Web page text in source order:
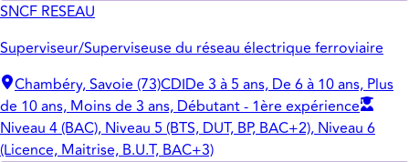
SNCF RESEAU
Superviseur/Superviseuse du réseau électrique ferroviaire
Chambéry, Savoie (73)CDIDe 3 à 5 ans, De 6 à 10 ans, Plus
de 10 ans, Moins de 3 ans, Débutant - 1ère expérience
Niveau 4 (BAC), Niveau 5 (BTS, DUT, BP, BAC+2), Niveau 6
(Licence, Maitrise, B.U.T, BAC+3)